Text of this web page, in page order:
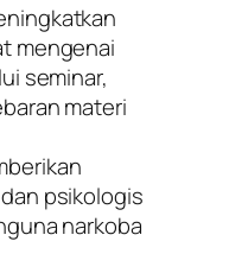
mengenai
seminar,
materi
psikologis
narkoba